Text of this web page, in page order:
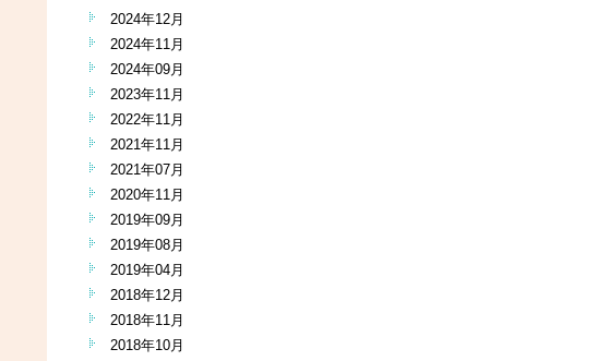
2024年12月
2024年11月
2024年09月
2023年11月
2022年11月
2021年11月
2021年07月
2020年11月
2019年09月
2019年08月
2019年04月
2018年12月
2018年11月
2018年10月